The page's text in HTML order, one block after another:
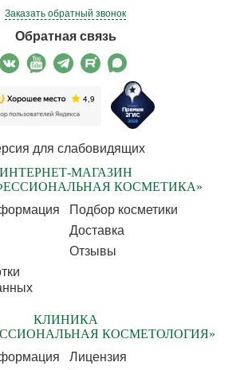
Заказать обратный звонок
Обратная связь
для слабовидящих
ИНТЕРНЕТ-МАГАЗИН
КОСМЕТИКА»
Подбор косметики
Доставка
Отзывы
КЛИНИКА
КОСМЕТОЛОГИЯ»
Лицензия